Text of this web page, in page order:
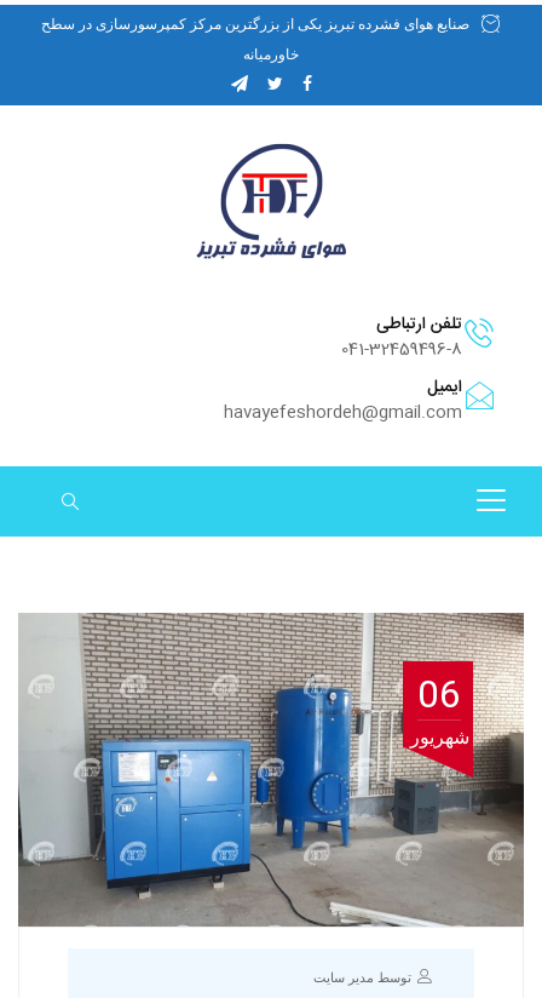
صنایع هوای فشرده تبریز یکی از بزرگترین مرکز کمپرسورسازی در سطح
خاورمیانه
تلفن ارتباطی
041-32459496-8
ایمیل
havayefeshordeh@gmail.com
06
شهریور
توسط مدیر سایت